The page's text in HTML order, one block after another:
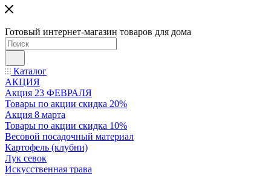
Готовый интернет-магазин товаров для дома
Каталог
АКЦИЯ
Акция 23 ФЕВРАЛЯ
Товары по акции скидка 20%
Акция 8 марта
Товары по акции скидка 10%
Весовой посадочный материал
Картофель (клубни)
Лук севок
Искусственная трава